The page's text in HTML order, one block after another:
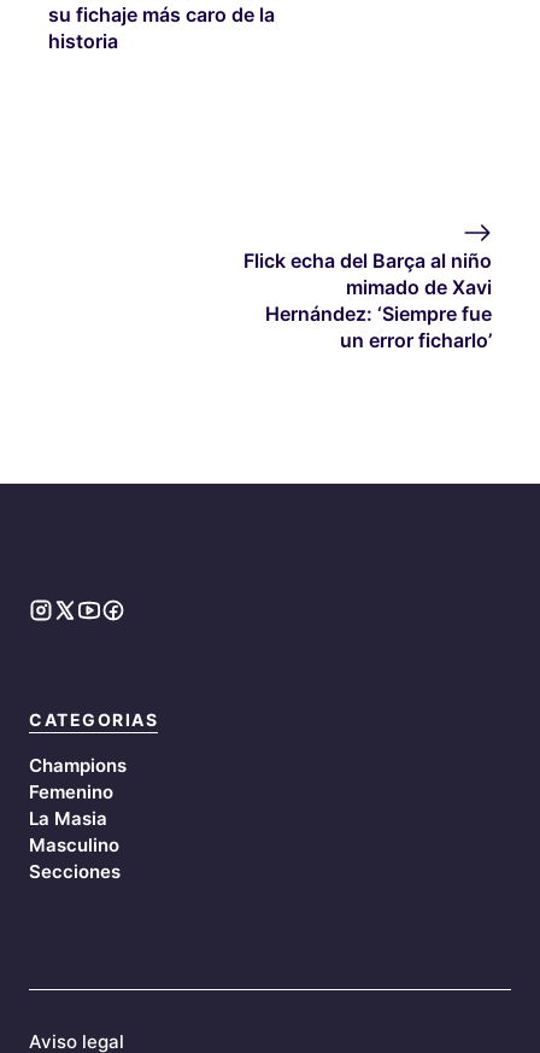
su fichaje más caro de la
historia
Flick echa del Barça al niño
mimado de Xavi
Hernández: ‘Siempre fue
un error ficharlo’
CATEGORIAS
Champions
Femenino
La Masia
Masculino
Secciones
Aviso legal